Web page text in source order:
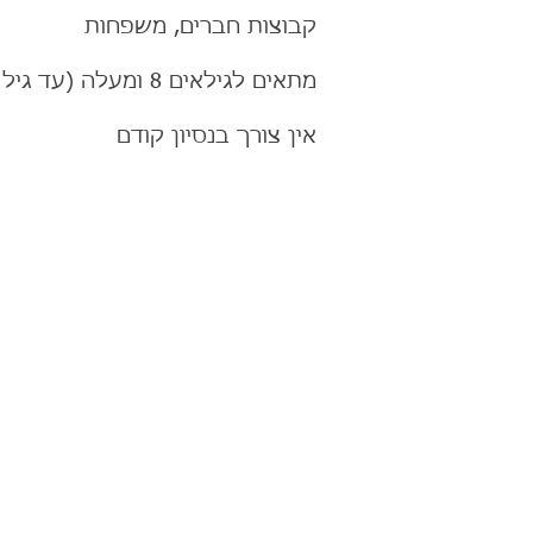
קבוצות חברים, משפחות
מתאים לגילאים 8 ומעלה ( עד גיל 18 ליווי מבוגר -
אין צורך בנסיון קודם